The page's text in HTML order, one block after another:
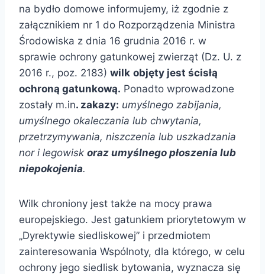
na bydło domowe informujemy, iż zgodnie z
załącznikiem nr 1 do Rozporządzenia Ministra
Środowiska z dnia 16 grudnia 2016 r. w
sprawie ochrony gatunkowej zwierząt (Dz. U. z
2016 r., poz. 2183) wilk objęty jest ścisłą
ochroną gatunkową. Ponadto wprowadzone
zostały m.in. zakazy: umyślnego zabijania,
umyślnego okaleczania lub chwytania,
przetrzymywania, niszczenia lub uszkadzania
nor i legowisk oraz umyślnego płoszenia lub
niepokojenia.
Wilk chroniony jest także na mocy prawa
europejskiego. Jest gatunkiem priorytetowym w
„Dyrektywie siedliskowej” i przedmiotem
zainteresowania Wspólnoty, dla którego, w celu
ochrony jego siedlisk bytowania, wyznacza się